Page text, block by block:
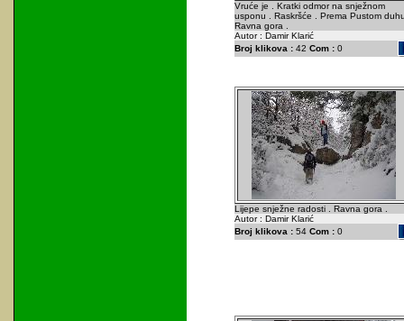
Vruće je . Kratki odmor na snježnom
usponu . Raskršće . Prema Pustom
Ravna gora .
Autor : Damir Klarić
Broj klikova :42 Com :0
Lijepe snježne radosti . Ravna gora .
Autor : Damir Klarić
Broj klikova :54 Com :0